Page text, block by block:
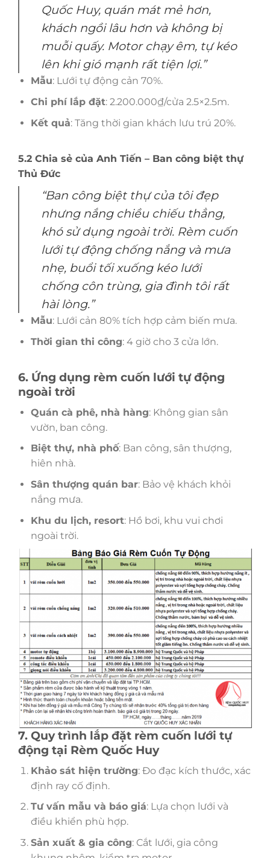
Quốc Huy, quán mát mẻ hơn,
khách ngồi lâu hơn và không bị
muỗi quấy. Motor chạy êm, tự kéo
lên khi gió mạnh rất tiện lợi.”
Mẫu: Lưới tự động cản 70%.
Chi phí lắp đặt: 2.200.000₫/cửa 2.5×2.5m.
Kết quả: Tăng thời gian khách lưu trú 20%.
5.2 Chia sẻ của Anh Tiến – Ban công biệt thự
Thủ Đức
“Ban công biệt thự của tôi đẹp
nhưng nắng chiều chiếu thẳng,
khó sử dụng ngoài trời. Rèm cuốn
lưới tự động chống nắng và mưa
nhẹ, buổi tối xuống kéo lưới
chống côn trùng, gia đình tôi rất
hài lòng.”
Mẫu: Lưới cản 80% tích hợp cảm biến mưa.
Thời gian thi công: 4 giờ cho 3 cửa lớn.
6. Ứng dụng rèm cuốn lưới tự động
ngoài trời
Quán cà phê, nhà hàng: Không gian sân
vườn, ban công.
Biệt thự, nhà phố: Ban công, sân thượng,
hiên nhà.
Sân thượng quán bar: Bảo vệ khách khỏi
nắng mưa.
Khu du lịch, resort: Hồ bơi, khu vui chơi
ngoài trời.
7. Quy trình lắp đặt rèm cuốn lưới tự
động tại Rèm Quốc Huy
Khảo sát hiện trường: Đo đạc kích thước, xác
định ray cố định.
Tư vấn mẫu và báo giá: Lựa chọn lưới và
điều khiển phù hợp.
Sản xuất & gia công: Cắt lưới, gia công